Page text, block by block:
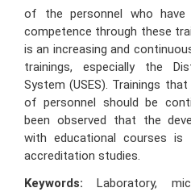
of the personnel who have
competence through these
is an increasing and
trainings, especially the
System (USES). Trainings
of personnel should be
been observed that the
with educational courses is
accreditation studies.
Keywords: Laboratory,